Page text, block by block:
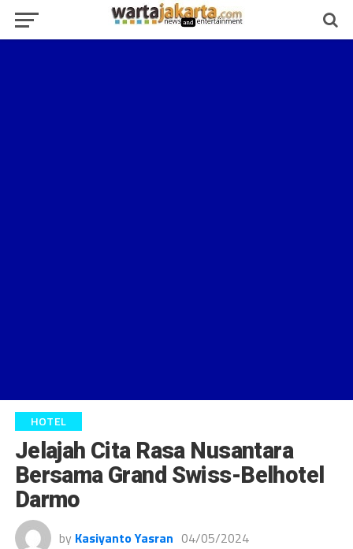
HOTEL
Jelajah Cita Rasa Nusantara
Bersama Grand Swiss-Belhotel
Darmo
by Kasiyanto Yasran 04/05/2024